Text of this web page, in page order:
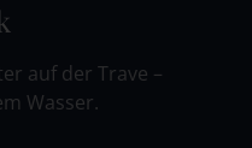
auf der Trave –
Wasser.